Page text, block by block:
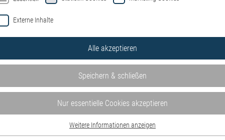
von kbo – Kliniken des
Einrichtungen – wohnortnah in ganz Oberbayern. Mit
hier auf derWebsite der IT.
d) – Schwerpunkt P&I LOGA
kulturellen und sozialen Herkunft, von Alter, Religion,
Externe Inhalte
Alle akzeptieren
Speichern & schließen
Nur essentielle Cookies akzeptieren
Weitere Informationen anzeigen